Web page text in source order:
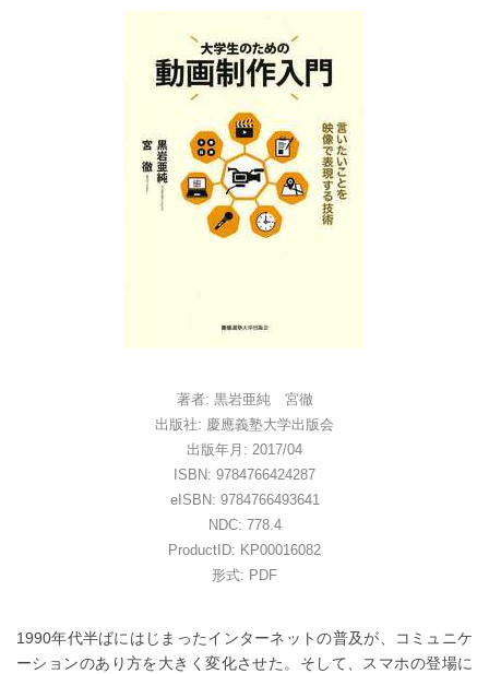
著者: 黒岩亜純 宮徹
出版社: 慶應義塾大学出版会
出版年月: 2017/04
ISBN: 9784766424287
eISBN: 9784766493641
NDC: 778.4
ProductID: KP00016082
形式: PDF
1990年代半ばにはじまったインターネットの普及が、コミュニケ
ーションのあり方を大きく変化させた。そして、スマホの登場に